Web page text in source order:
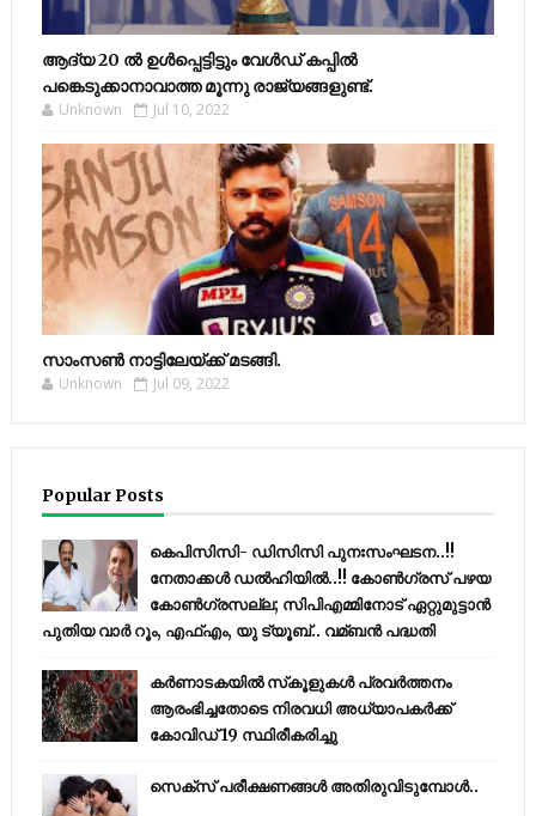
ആദ്യ 20 ല്‍ ഉള്‍പ്പെട്ടിട്ടും വേള്‍ഡ് കപ്പില്‍
പങ്കെടുക്കാനാവാത്ത മൂന്നു രാജ്യങ്ങളുണ്ട്.
Unknown Jul 10, 2022
സാംസണ്‍ നാട്ടിലേയ്‌ക്ക് മടങ്ങി.
Unknown Jul 09, 2022
Popular Posts
കെപിസിസി- ഡിസിസി പുനഃസംഘടന..!!
നേതാക്കൾ ഡൽഹിയിൽ..!! കോണ്‍ഗ്രസ് പഴയ
കോണ്‍ഗ്രസല്ല; സിപിഎമ്മിനോട് ഏറ്റുമുട്ടാന്‍
പുതിയ വാര്‍ റൂം, എഫ്‌എം, യു ട്യൂബ്.. വമ്ബന്‍ പദ്ധതി
കര്‍ണാടകയില്‍ സ്‌കൂളുകള്‍ പ്രവര്‍ത്തനം
ആരംഭിച്ചതോടെ നിരവധി അധ്യാപകര്‍ക്ക്
കോവിഡ് 19 സ്ഥിരീകരിച്ചു
സെക്സ് പരീക്ഷണങ്ങൾ അതിരുവിടുമ്പോൾ..